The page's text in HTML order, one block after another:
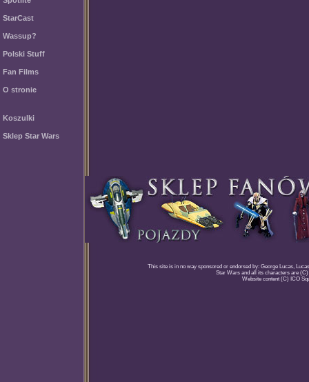
StarCast
Wassup?
Polski Stuff
Fan Films
O stronie
Koszulki
Sklep Star Wars
This site is in no way sponsored or endorsed by: George Lucas,
Star Wars and all its characters are
Website content (C) ICO